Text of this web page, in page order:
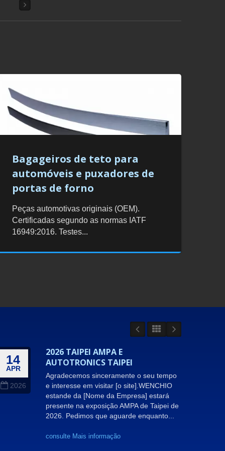
Bagageiros de teto para
automóveis e puxadores de
portas de forno
Peças automotivas originais (OEM).
Certificadas segundo as normas IATF
16949:2016. Testes...
14
APR
2026
2026 TAIPEI AMPA E
AUTOTRONICS TAIPEI
Agradecemos sinceramente o seu tempo
e interesse em visitar [o site].WENCHIO
estande da [Nome da Empresa] estará
presente na exposição AMPA de Taipei de
2026. Pedimos que aguarde enquanto...
consulte Mais informação